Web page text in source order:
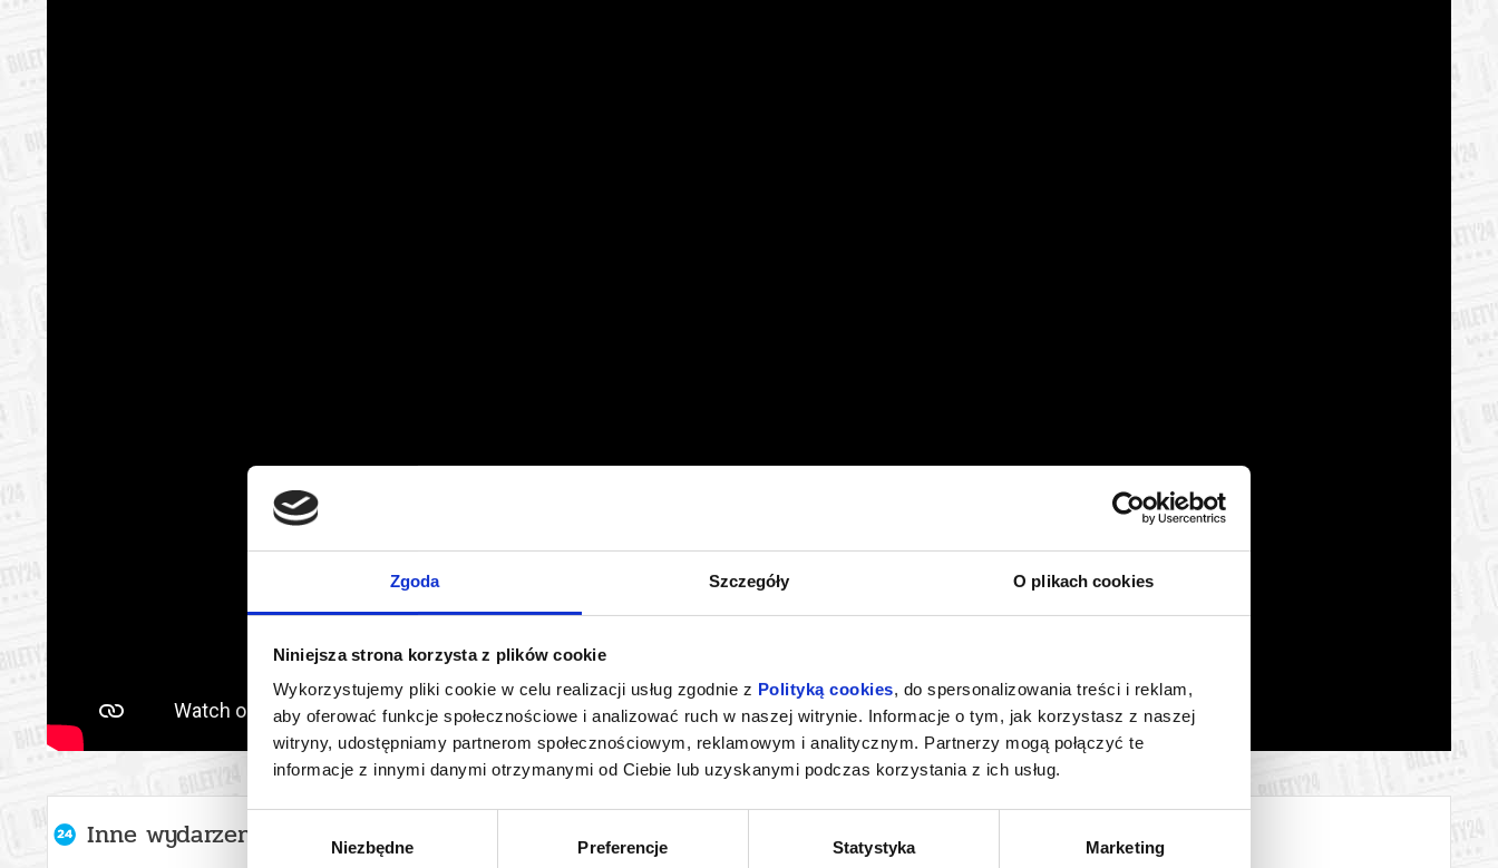
Zgoda Szczegóły O plikach cookies
Niniejsza strona korzysta z plików cookie
Wykorzystujemy pliki cookie w celu realizacji usług zgodnie z Polityką cookies, do spersonalizowania treści i reklam,
aby oferować funkcje społecznościowe i analizować ruch w naszej witrynie. Informacje o tym, jak korzystasz z naszej
witryny, udostępniamy partnerom społecznościowym, reklamowym i analitycznym. Partnerzy mogą połączyć te
informacje z innymi danymi otrzymanymi od Ciebie lub uzyskanymi podczas korzystania z ich usług.
Niezbędne Preferencje Statystyka Marketing
Inne wydarzenia organizatora